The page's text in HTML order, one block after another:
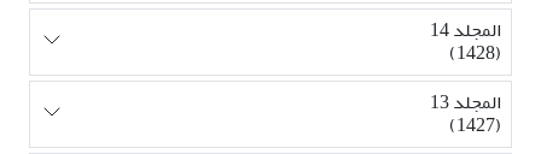
المجلد 14
(1428)
المجلد 13
(1427)